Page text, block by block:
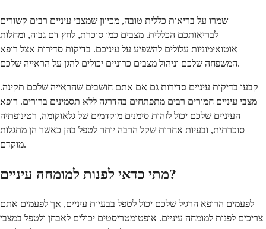
שמרו על בריאות כללית טובה, מכיוון שמצבי עיניים רבים קשורים
לבריאותכם הכללית. מצבים כמו סוכרת, לחץ דם גבוה, ומחלות
אוטואימוניות עלולים להשפיע על עיניכם. בדיקות סדירות אצל רופא
המשפחה שלכם וניהול מצבים כרוניים יכולים להגן על הראייה שלכם.
קבעו בדיקות עיניים סדירות גם אם אתם חושבים שהראייה שלכם תקינה.
מצבי עיניים חמורים רבים מתפתחים בהדרגה ללא תסמינים ברורים. רופא
העיניים שלכם יכול לזהות סימנים מוקדמים של גלאוקומה, רטינופתיה
סוכרתית, ובעיות אחרות שקל הרבה יותר לטפל בהן כאשר הן מתגלות
מוקדם.
מתי כדאי לפנות למומחה עיניים?
לפעמים הרופא הרגיל שלכם יכול לטפל בבעיות עיניים, אך לפעמים אתם
צריכים לפנות למומחה עיניים. אופטומטריסטים יכולים לאבחן ולטפל במצבי